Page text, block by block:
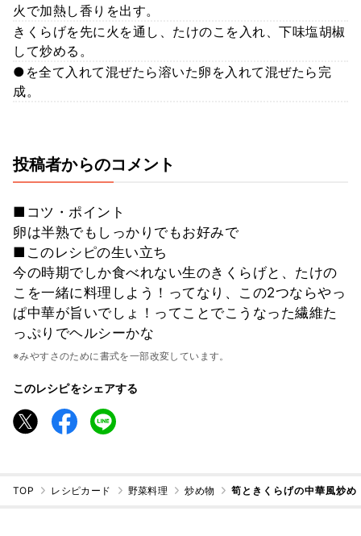
火で加熱し香りを出す。
きくらげを先に火を通し、たけのこを入れ、下味塩胡椒
して炒める。
●を全て入れて混ぜたら溶いた卵を入れて混ぜたら完
成。
投稿者からのコメント
■コツ・ポイント
卵は半熟でもしっかりでもお好みで
■このレシピの生い立ち
今の時期でしか食べれない生のきくらげと、たけの
こを一緒に料理しよう！ってなり、この2つならやっ
ぱ中華が旨いでしょ！ってことでこうなった繊維た
っぷりでヘルシーかな
※みやすさのために書式を一部改変しています。
このレシピをシェアする
TOP レシピカード 野菜料理 炒め物 筍ときくらげの中華風炒め